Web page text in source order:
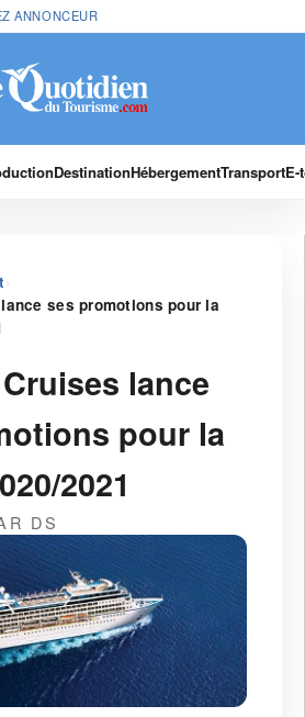
ANNONCEUR
DestinationHébergementTransport
›
ses promotions pour la
lance
pour la
2021
DS